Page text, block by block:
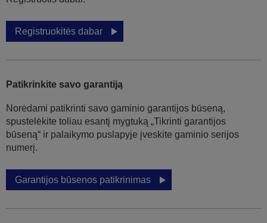
Registruokitės dabar
Patikrinkite savo garantiją
Norėdami patikrinti savo gaminio garantijos būseną,
spustelėkite toliau esantį mygtuką „Tikrinti garantijos
būseną“ ir palaikymo puslapyje įveskite gaminio serijos
numerį.
Garantijos būsenos patikrinimas